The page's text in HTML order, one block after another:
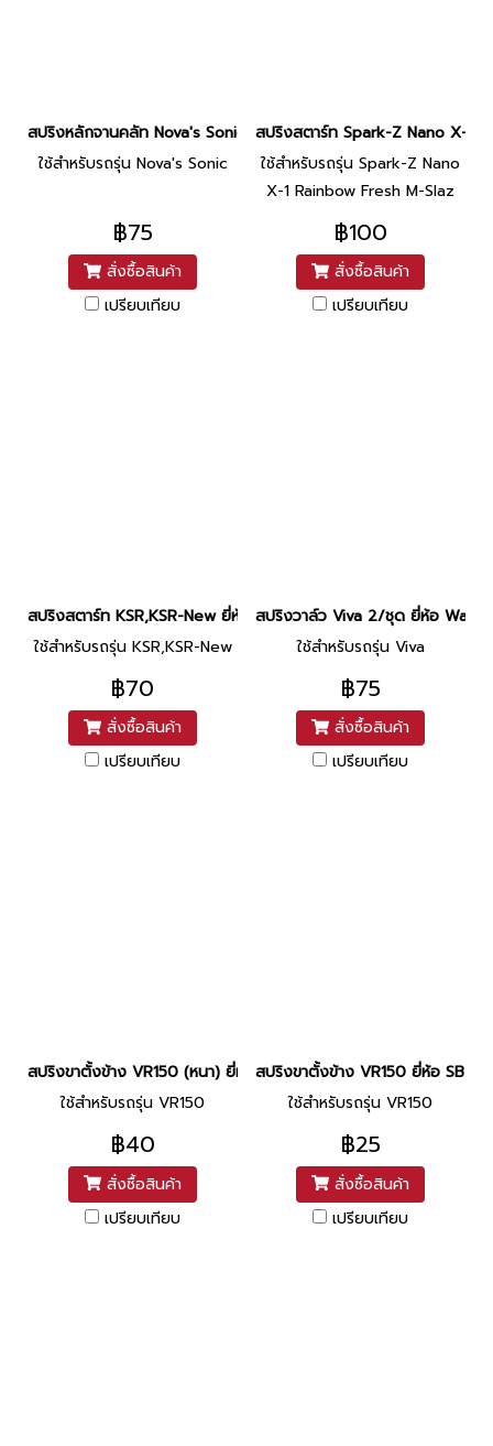
สปริงหลักจานคลัท Nova's Sonic ยี่ห้อ Washi
ใช้สำหรับรถรุ่น Nova's Sonic
฿75
สั่งซื้อสินค้า
เปรียบเทียบ
สปริงสตาร์ท Spark-Z Nano X-1
ใช้สำหรับรถรุ่น Spark-Z Nano
X-1 Rainbow Fresh M-Slaz
฿100
สั่งซื้อสินค้า
เปรียบเทียบ
สปริงสตาร์ท KSR,KSR-New ยี่ห้อ Washi
ใช้สำหรับรถรุ่น KSR,KSR-New
฿70
สั่งซื้อสินค้า
เปรียบเทียบ
สปริงวาล์ว Viva 2/ชุด ยี่ห้อ Washi
ใช้สำหรับรถรุ่น Viva
฿75
สั่งซื้อสินค้า
เปรียบเทียบ
สปริงขาตั้งข้าง VR150 (หนา) ยี่ห้อ TAL
ใช้สำหรับรถรุ่น VR150
฿40
สั่งซื้อสินค้า
เปรียบเทียบ
สปริงขาตั้งข้าง VR150 ยี่ห้อ SBT
ใช้สำหรับรถรุ่น VR150
฿25
สั่งซื้อสินค้า
เปรียบเทียบ